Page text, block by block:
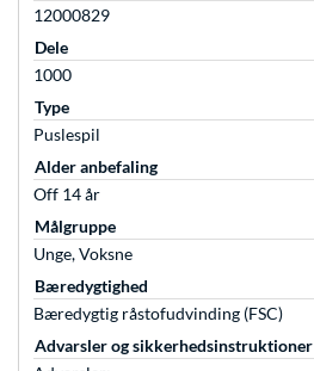
12000829
Dele
1000
Type
Puslespil
Alder anbefaling
Off 14 år
Målgruppe
Unge, Voksne
Bæredygtighed
Bæredygtig råstofudvinding (FSC)
Advarsler og sikkerhedsinstruktioner